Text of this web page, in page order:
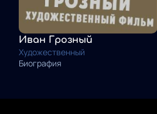
Иван Грозный
Художественный
Биография